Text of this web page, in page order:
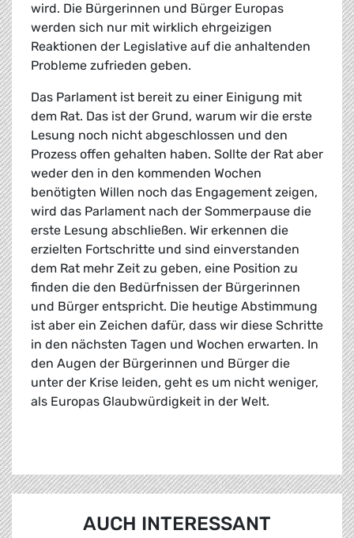
wird. Die Bürgerinnen und Bürger Europas
werden sich nur mit wirklich ehrgeizigen
Reaktionen der Legislative auf die anhaltenden
Probleme zufrieden geben.
Das Parlament ist bereit zu einer Einigung mit
dem Rat. Das ist der Grund, warum wir die erste
Lesung noch nicht abgeschlossen und den
Prozess offen gehalten haben. Sollte der Rat aber
weder den in den kommenden Wochen
benötigten Willen noch das Engagement zeigen,
wird das Parlament nach der Sommerpause die
erste Lesung abschließen. Wir erkennen die
erzielten Fortschritte und sind einverstanden
dem Rat mehr Zeit zu geben, eine Position zu
finden die den Bedürfnissen der Bürgerinnen
und Bürger entspricht. Die heutige Abstimmung
ist aber ein Zeichen dafür, dass wir diese Schritte
in den nächsten Tagen und Wochen erwarten. In
den Augen der Bürgerinnen und Bürger die
unter der Krise leiden, geht es um nicht weniger,
als Europas Glaubwürdigkeit in der Welt.
AUCH INTERESSANT